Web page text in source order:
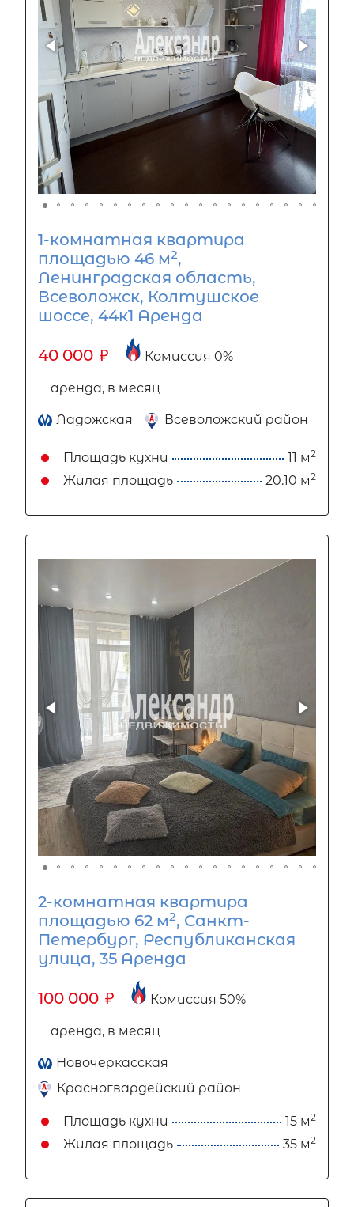
1-комнатная квартира
площадью 46 м2,
Ленинградская область,
Всеволожск, Колтушское
шоссе, 44к1 Аренда
40 000 ₽ Комиссия 0%
аренда, в месяц
Ладожская Всеволожский район
Площадь кухни 11 м2
Жилая площадь 20.10 м2
2-комнатная квартира
площадью 62 м2, Санкт-
Петербург, Республиканская
улица, 35 Аренда
100 000 ₽ Комиссия 50%
аренда, в месяц
Новочеркасская
Красногвардейский район
Площадь кухни 15 м2
Жилая площадь 35 м2